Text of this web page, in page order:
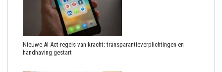
Nieuwe AI Act-regels van kracht: transparantieverplichtingen en
handhaving gestart